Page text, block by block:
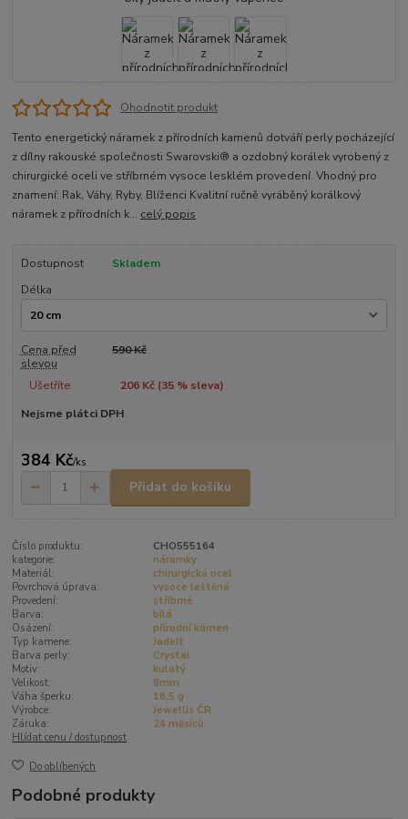
Ohodnotit produkt
Tento energetický náramek z přírodních kamenů dotváří perly pocházející
z dílny rakouské společnosti Swarovski® a ozdobný korálek vyrobený z
chirurgické oceli ve stříbrném vysoce lesklém provedení. Vhodný pro
znamení: Rak, Váhy, Ryby, Blíženci Kvalitní ručně vyráběný korálkový
náramek z přírodních k... celý popis
Dostupnost
Skladem
Délka
Cena před
slevou
590 Kč
Ušetříte 206 Kč (35% sleva)
Nejsme plátci DPH
384 Kč/ks
Přidat do košíku
Číslo produktu:
CHO555164
kategorie:
náramky
Materiál:
chirurgická ocel
Povrchová úprava:
vysoce leštěná
Provedení:
stříbrné
Barva:
bílá
Osázení:
přírodní kámen
Typ kamene:
Jadeit
Barva perly:
Crystal
Motiv:
kulatý
Velikost:
8mm
Váha šperku:
16,5 g
Výrobce:
Jewellis ČR
Záruka:
24 měsíců
Hlídat cenu / dostupnost
Do oblíbených
Podobné produkty